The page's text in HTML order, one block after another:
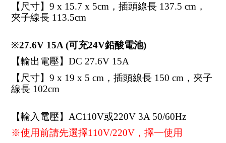
【尺寸】9 x 15.7 x 5cm，插頭線長 137.5 cm，
夾子線長 113.5cm
※27.6V 15A (可充24V鉛酸電池)
【輸出電壓】DC 27.6V 15A
【尺寸】9 x 19 x 5 cm，插頭線長 150 cm，夾子
線長 102cm
【輸入電壓】AC110V或220V 3A 50/60Hz
※使用前請先選擇110V/220V，擇一使用